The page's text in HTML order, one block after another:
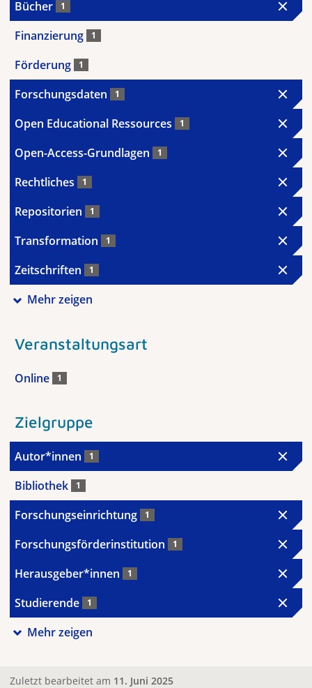
Bücher 1
Finanzierung 1
Förderung 1
Forschungsdaten 1
Open Educational Ressources 1
Open-Access-Grundlagen 1
Rechtliches 1
Repositorien 1
Transformation 1
Zeitschriften 1
Mehr zeigen
Veranstaltungsart
Online 1
Zielgruppe
Autor*innen 1
Bibliothek 1
Forschungseinrichtung 1
Forschungsförderinstitution 1
Herausgeber*innen 1
Studierende 1
Mehr zeigen
Zuletzt bearbeitet am 11. Juni 2025